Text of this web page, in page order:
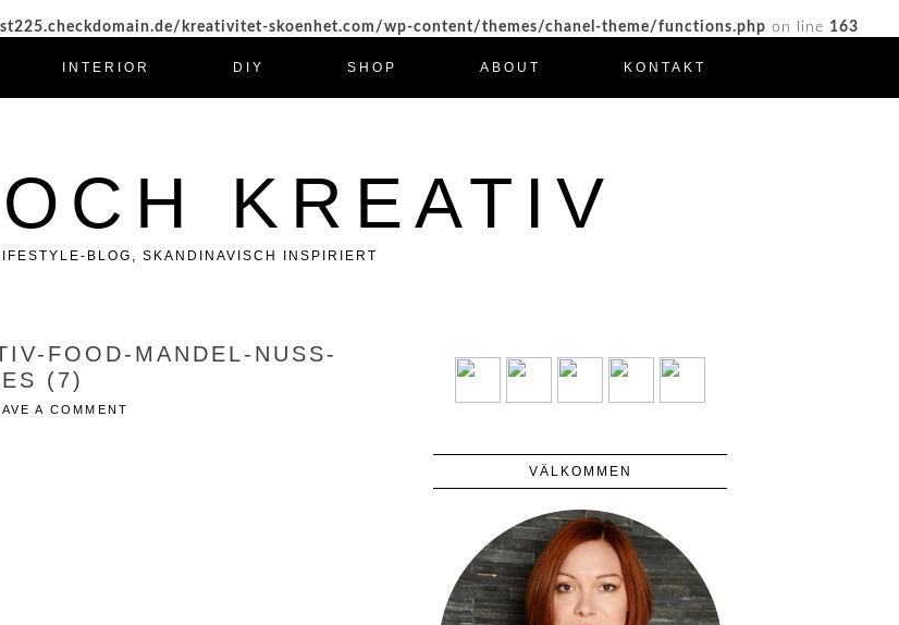
kreativitet-skoenhet.com/wp-content/themes/chanel-theme/functions.php on line 163
INTERIOR DIY SHOP ABOUT KONTAKT
KREATIV
BLOG, SKANDINAVISCH INSPIRIERT
FOOD-MANDEL-NUSS-
(7)
A COMMENT
VÄLKOMMEN